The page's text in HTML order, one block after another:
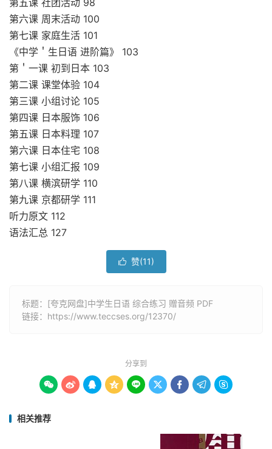
第五课 社团活动 98
第六课 周末活动 100
第七课 家庭生活 101
《中学＇生日语 进阶篇》 103
第＇一课 初到日本 103
第二课 课堂体验 104
第三课 小组讨论 105
第四课 日本服饰 106
第五课 日本料理 107
第六课 日本住宅 108
第七课 小组汇报 109
第八课 横滨研学 110
第九课 京都研学 111
听力原文 112
语法汇总 127
 赞(11)
标题：[夸克网盘]中学生日语 综合练习 赠音频 PDF
链接： https://www.teccses.org/12370/
分享到
        
相关推荐